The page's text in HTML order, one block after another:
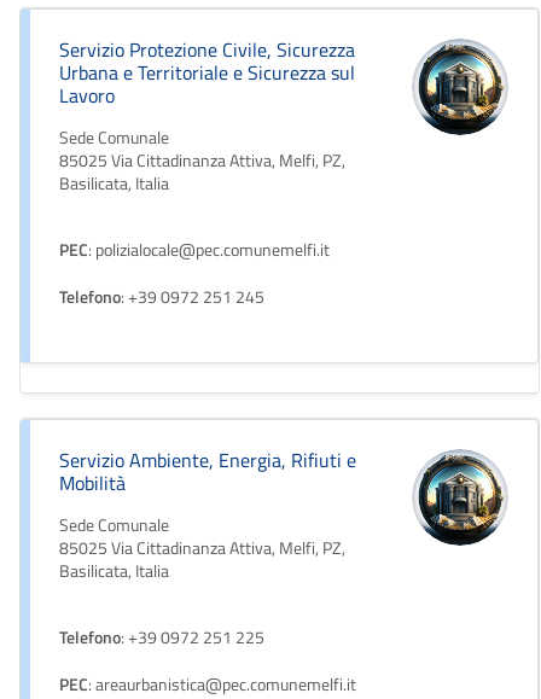
Servizio Protezione Civile, Sicurezza
Urbana e Territoriale e Sicurezza sul
Lavoro
Sede Comunale
85025 Via Cittadinanza Attiva, Melfi, PZ,
Basilicata, Italia
PEC: polizialocale@pec.comunemelfi.it
Telefono: +39 0972 251 245
Servizio Ambiente, Energia, Rifiuti e
Mobilità
Sede Comunale
85025 Via Cittadinanza Attiva, Melfi, PZ,
Basilicata, Italia
Telefono: +39 0972 251 225
PEC: areaurbanistica@pec.comunemelfi.it